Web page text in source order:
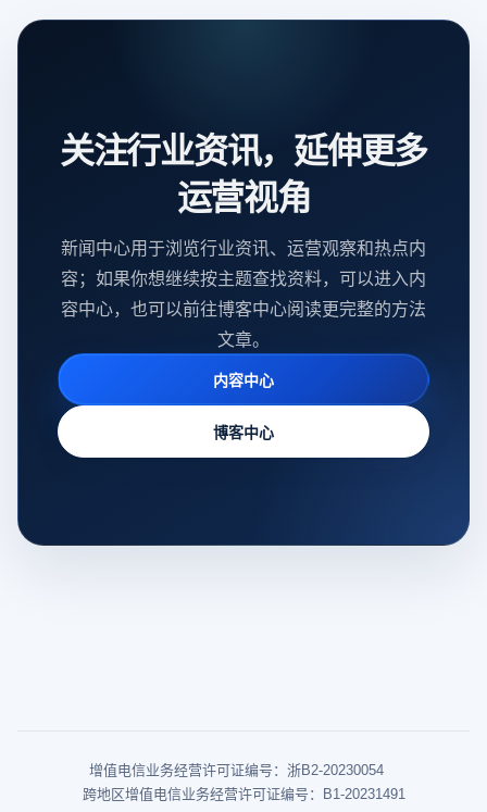
关注行业资讯，延伸更多
运营视角
新闻中心用于浏览行业资讯、运营观察和热点内
容；如果你想继续按主题查找资料，可以进入内
容中心，也可以前往博客中心阅读更完整的方法
文章。
内容中心
博客中心
增值电信业务经营许可证编号：浙B2-20230054
跨地区增值电信业务经营许可证编号：B1-20231491